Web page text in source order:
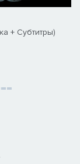
+ Субтитры)